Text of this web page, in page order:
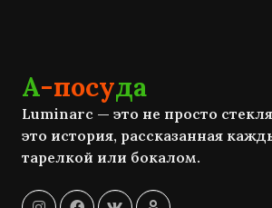
А-посуда
Luminarc — это не просто
это история, рассказанная
тарелкой или бокалом.